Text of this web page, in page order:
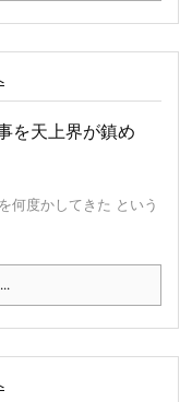
を天上界が鎮め
何度かしてきた という